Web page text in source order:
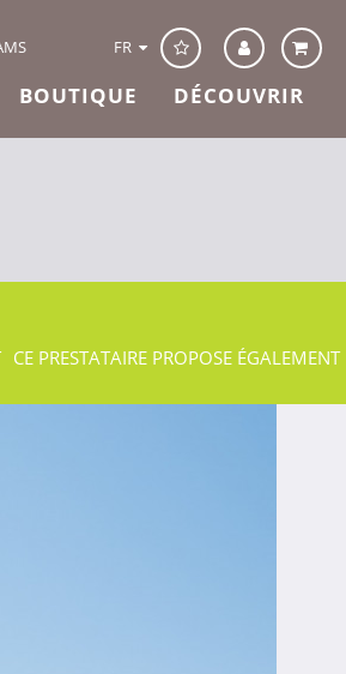
FR
BOUTIQUE DÉCOUVRIR
CE PRESTATAIRE PROPOSE ÉGALEMENT